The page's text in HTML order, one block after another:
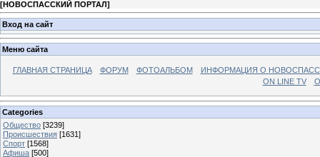
[НОВОСПАССКИЙ ПОРТАЛ]
Вход на сайт
Меню сайта
ГЛАВНАЯ СТРАНИЦА ФОРУМ ФОТОАЛЬБОМ
ИНФОРМАЦИЯ О
ON LINE TV
Categories
Общество [3239]
Происшествия [1631]
Спорт [1568]
Афиша [500]